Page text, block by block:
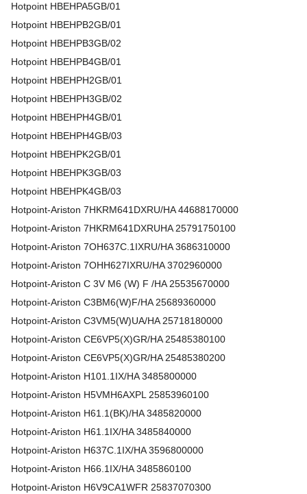
Hotpoint HBEHPA5GB/01
Hotpoint HBEHPB2GB/01
Hotpoint HBEHPB3GB/02
Hotpoint HBEHPB4GB/01
Hotpoint HBEHPH2GB/01
Hotpoint HBEHPH3GB/02
Hotpoint HBEHPH4GB/01
Hotpoint HBEHPH4GB/03
Hotpoint HBEHPK2GB/01
Hotpoint HBEHPK3GB/03
Hotpoint HBEHPK4GB/03
Hotpoint-Ariston 7HKRM641DXRU/HA 44688170000
Hotpoint-Ariston 7HKRM641DXRUHA 25791750100
Hotpoint-Ariston 7OH637C.1IXRU/HA 3686310000
Hotpoint-Ariston 7OHH627IXRU/HA 3702960000
Hotpoint-Ariston C 3V M6 (W) F /HA 25535670000
Hotpoint-Ariston C3BM6(W)F/HA 25689360000
Hotpoint-Ariston C3VM5(W)UA/HA 25718180000
Hotpoint-Ariston CE6VP5(X)GR/HA 25485380100
Hotpoint-Ariston CE6VP5(X)GR/HA 25485380200
Hotpoint-Ariston H101.1IX/HA 3485800000
Hotpoint-Ariston H5VMH6AXPL 25853960100
Hotpoint-Ariston H61.1(BK)/HA 3485820000
Hotpoint-Ariston H61.1IX/HA 3485840000
Hotpoint-Ariston H637C.1IX/HA 3596800000
Hotpoint-Ariston H66.1IX/HA 3485860100
Hotpoint-Ariston H6V9CA1WFR 25837070300